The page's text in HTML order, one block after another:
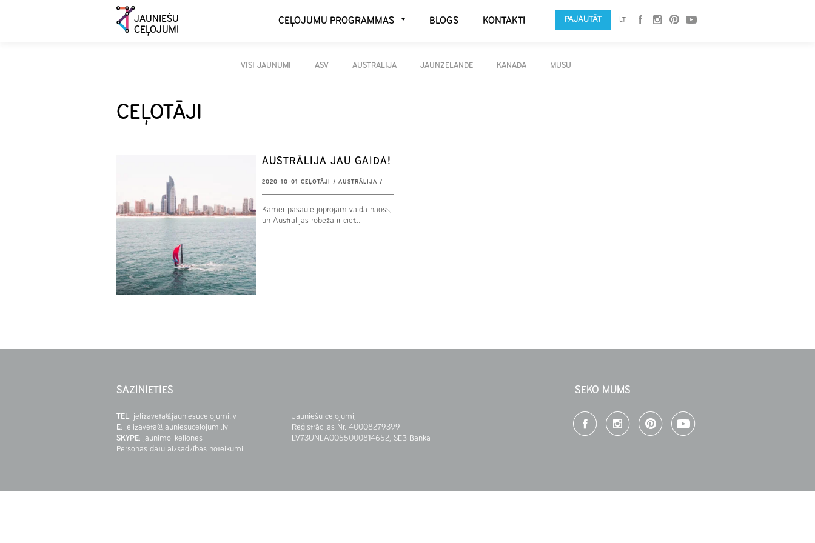
JAUNIEŠU
CEĻOJUMI
CEĻOJUMU PROGRAMMAS BLOGS KONTAKTI PAJAUTĀT LT
VISI JAUNUMI ASV AUSTRĀLIJA JAUNZĒLANDE KANĀDA MŪSU
CEĻOTĀJI
AUSTRĀLIJA JAU GAIDA!
2020-10-01 CEĻOTĀJI / AUSTRĀLIJA /
Kamēr pasaulē joprojām valda haoss,
un Austrālijas robeža ir ciet…
SAZINIETIES
TEL: jelizaveta@jauniesucelojumi.lv
E: jelizaveta@jauniesucelojumi.lv
SKYPE: jaunimo_keliones
Personas datu aizsadzības noteikumi
Jauniešu ceļojumi,
Reģistrācijas Nr. 40008279399
LV73UNLA0055000814652, SEB Banka
SEKO MUMS